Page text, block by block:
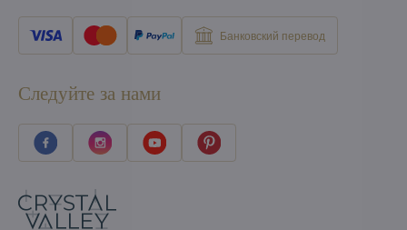
Банковский перевод
Следуйте за нами